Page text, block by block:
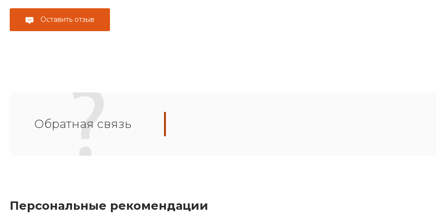
Оставить отзыв
Обратная связь
Персональные рекомендации